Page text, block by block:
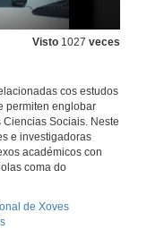
Visto 1027 veces
cos estudos
permiten englobar
Sociais. Neste
e investigadoras
académicos con
coma do
de Xoves